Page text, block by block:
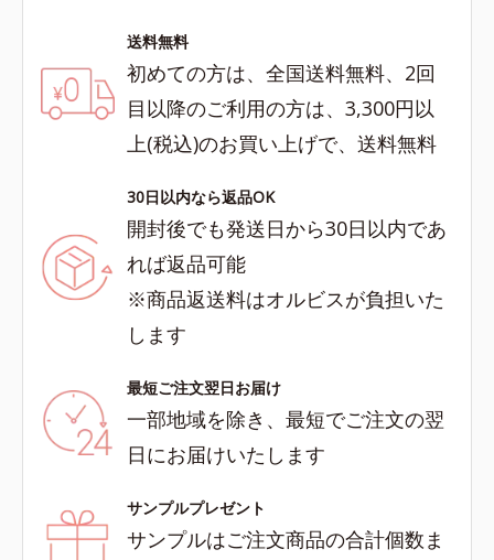
送料無料
初めての方は、全国送料無料、2回
目以降のご利用の方は、3,300円以
上(税込)のお買い上げで、送料無料
30日以内なら返品OK
開封後でも発送日から30日以内であ
れば返品可能
※商品返送料はオルビスが負担いた
します
最短ご注文翌日お届け
一部地域を除き、最短でご注文の翌
日にお届けいたします
サンプルプレゼント
サンプルはご注文商品の合計個数ま